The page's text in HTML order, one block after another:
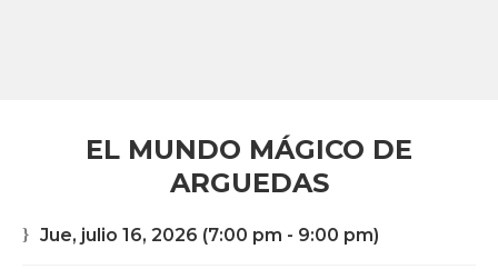
EL MUNDO MÁGICO DE
ARGUEDAS
Jue, julio 16, 2026 (7:00 pm - 9:00 pm)